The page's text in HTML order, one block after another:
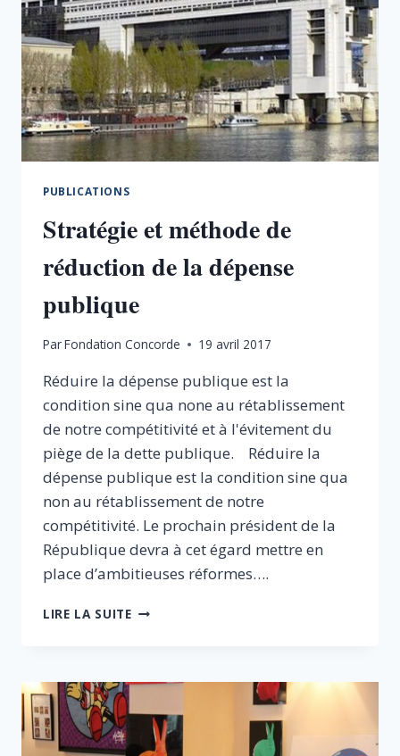
PUBLICATIONS
Stratégie et méthode de
réduction de la dépense
publique
ParFondation Concorde 19 avril 2017
Réduire la dépense publique est la
condition sine qua none au rétablissement
de notre compétitivité et à l'évitement du
piège de la dette publique. Réduire la
dépense publique est la condition sine qua
non au rétablissement de notre
compétitivité. Le prochain président de la
République devra à cet égard mettre en
place d’ambitieuses réformes….
LIRE LA SUITESTRATÉGIE
RÉDUCTION
DÉPENSE